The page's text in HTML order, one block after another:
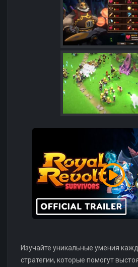
Изучайте уникальные умения
стратегии, которые помогут